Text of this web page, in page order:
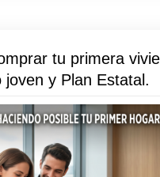
tu primera
y Plan Estatal.